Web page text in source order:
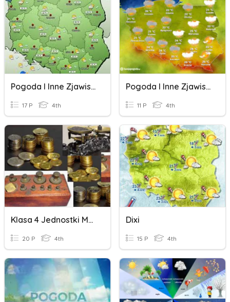
Pogoda I Inne Zjawiska
17 P 4th
Pogoda I Inne Zjawiska
11 P 4th
Klasa 4 Jednostki Monetarne, Długości, Masy I System Rzymski
20 P 4th
Dixi
15 P 4th